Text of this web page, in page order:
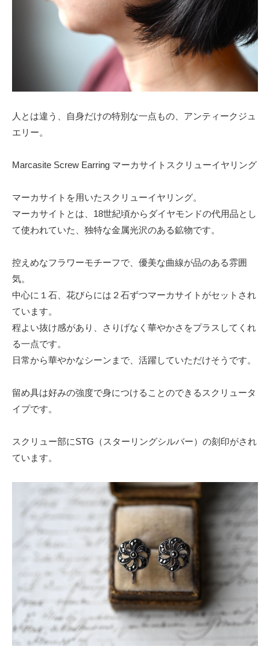
人とは違う、自身だけの特別な一点もの、アンティークジュ
エリー。
Marcasite Screw Earring マーカサイトスクリューイヤリング
マーカサイトを用いたスクリューイヤリング。
マーカサイトとは、18世紀頃からダイヤモンドの代用品とし
て使われていた、独特な金属光沢のある鉱物です。
控えめなフラワーモチーフで、優美な曲線が品のある雰囲
気。
中心に１石、花びらには２石ずつマーカサイトがセットされ
ています。
程よい抜け感があり、さりげなく華やかさをプラスしてくれ
る一点です。
日常から華やかなシーンまで、活躍していただけそうです。
留め具は好みの強度で身につけることのできるスクリュータ
イプです。
スクリュー部にSTG（スターリングシルバー）の刻印がされ
ています。